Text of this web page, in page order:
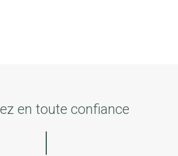
en toute confiance